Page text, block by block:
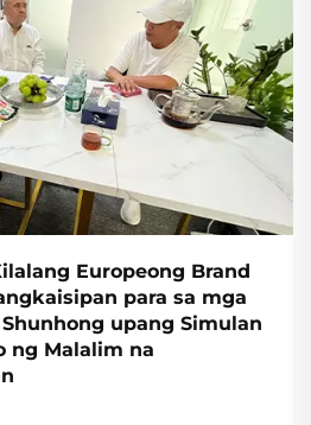
Europeong Brand
para sa mga
upang Simulan
ng Malalim na